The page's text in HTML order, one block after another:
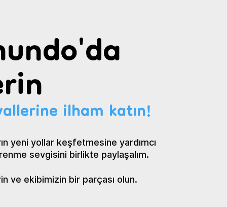
ilham katın!
yeni yollar keşfetmesine yardımcı
sevgisini birlikte paylaşalım.
ve ekibimizin bir parçası olun.